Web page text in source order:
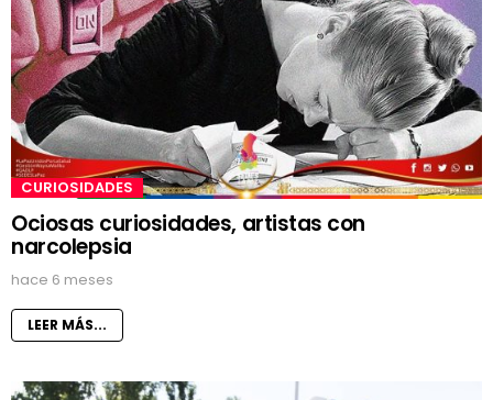
CURIOSIDADES
Ociosas curiosidades, artistas con
narcolepsia
hace 6 meses
LEER MÁS...